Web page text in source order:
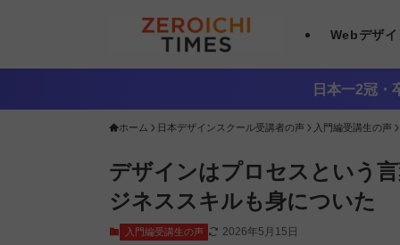
Webデザ
日本一2冠・
ホーム 日本デザインスクール受講者の声 入門編受講生の声
デザインはプロセスという
ジネススキルも身についた
入門編受講生の声 2026年5月15日